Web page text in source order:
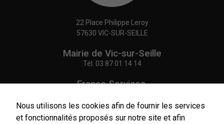
22 Place Philippe Leroy
57630 VIC-SUR-SEILLE
Mairie de Vic-sur-Seille
Tél. 03 87 01 14 14
France Services,
Tél.03 87 86 41 48
Nous utilisons les cookies afin de fournir les services
et fonctionnalités proposés sur notre site et afin